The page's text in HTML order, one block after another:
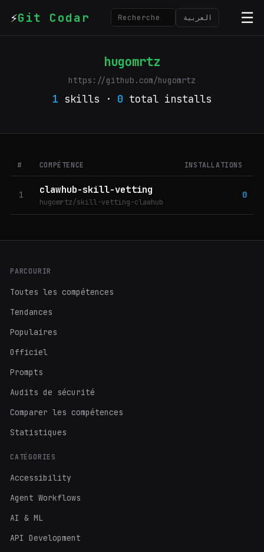
⚡Git Codar العربية ☰
hugomrtz
https://github.com/hugomrtz
1 skills · 0 total installs
# COMPÉTENCE INSTALLATIONS
1 clawhub-skill-vetting
hugomrtz/skill-vetting-clawhub
0
PARCOURIR
Toutes les compétences
Tendances
Populaires
Officiel
Prompts
Audits de sécurité
Comparer les compétences
Statistiques
CATÉGORIES
Accessibility
Agent Workflows
AI & ML
API Development